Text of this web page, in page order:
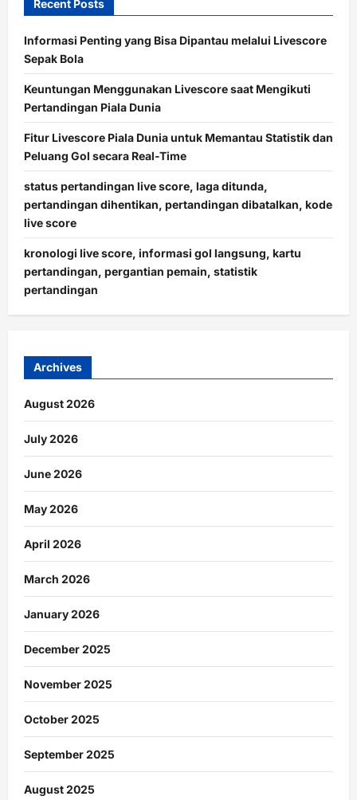
Recent Posts
Informasi Penting yang Bisa Dipantau melalui Livescore
Sepak Bola
Keuntungan Menggunakan Livescore saat Mengikuti
Pertandingan Piala Dunia
Fitur Livescore Piala Dunia untuk Memantau Statistik dan
Peluang Gol secara Real-Time
status pertandingan live score, laga ditunda,
pertandingan dihentikan, pertandingan dibatalkan, kode
live score
kronologi live score, informasi gol langsung, kartu
pertandingan, pergantian pemain, statistik
pertandingan
Archives
August 2026
July 2026
June 2026
May 2026
April 2026
March 2026
January 2026
December 2025
November 2025
October 2025
September 2025
August 2025